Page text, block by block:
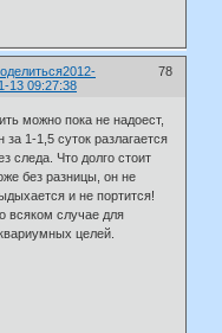
78
2012-
13 09:27:38
можно пока не надоест,
за 1-1,5 суток разлагается
следа. Что долго стоит
без разницы, он не
и не портится!
всяком случае для
целей.